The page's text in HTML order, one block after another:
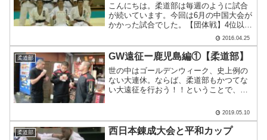
こんにちは。柔道部は毎週のように試合
が続いています。今回は6月の中国大会が
かかった試合でした。【団体戦】4位以内
になれば中国大会に駒を進めることがで
きます。今回は3年生向井太一くんが怪我
のため手術をしてリハビリ中のため参加
できず、メンバーの.....
2016.04.25
柔道部 GW遠征ー鹿児島編①【柔道部】
世の中はゴールデンウィーク、史上例の
ない大連休。ならば、柔道部もかつてな
い大遠征を行おう！！ということで、今
鹿屋体育大学でまるっと二日間練習し、
そのあと北九州で行われる錬成大会に二
日間参加しようというも.....
2019.05.10
柔道部 西日本錬成大会と平和カップ